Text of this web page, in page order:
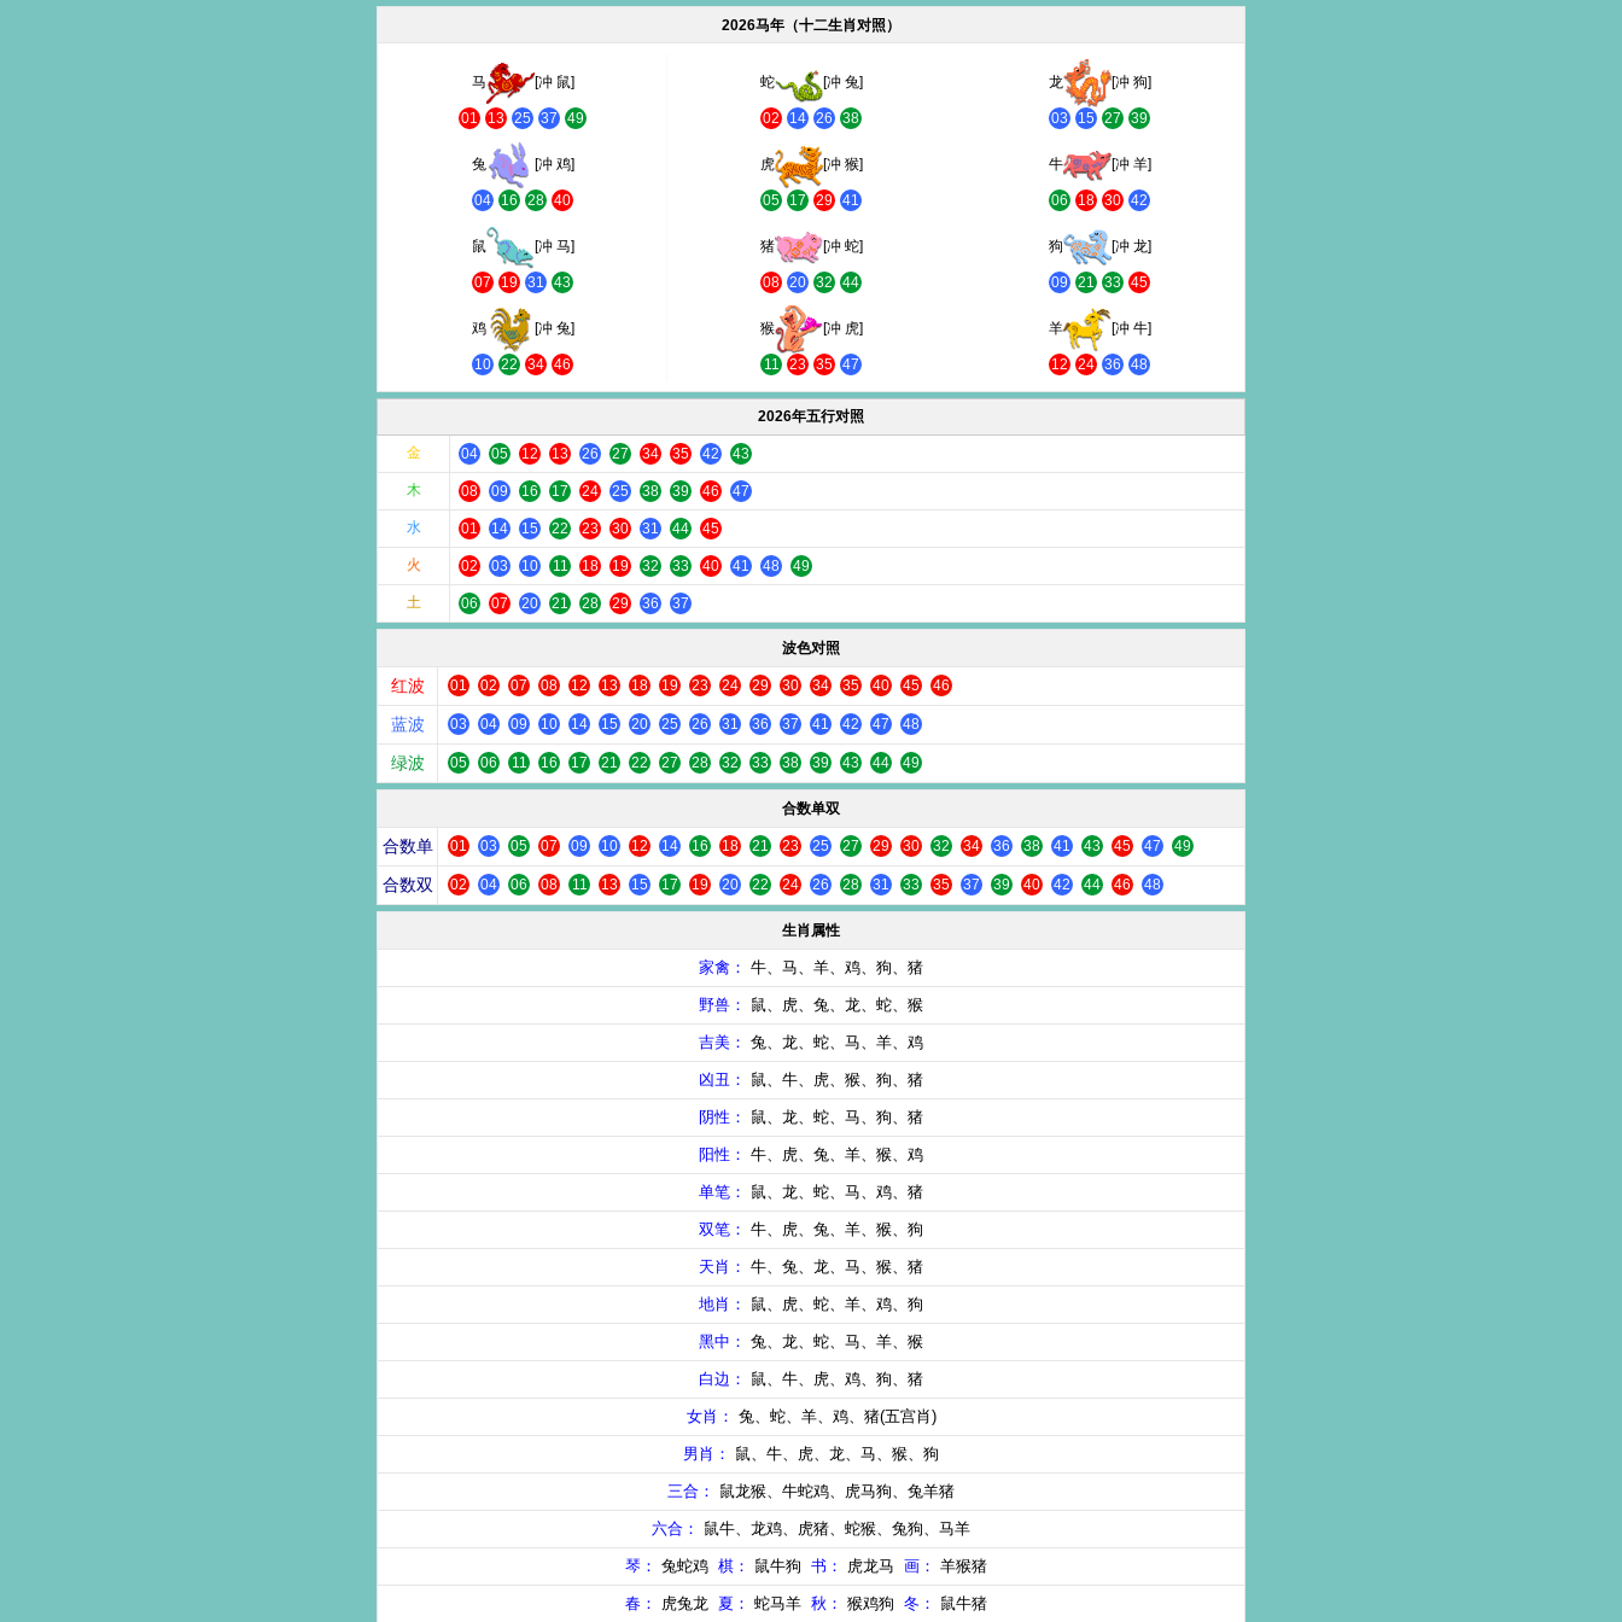
2026马年（十二生肖对照）
马 [冲 鼠]
01 13 25 37 49
蛇 [冲 兔]
02 14 26 38
龙 [冲 狗]
03 15 27 39
兔 [冲 鸡]
04 16 28 40
虎 [冲 猴]
05 17 29 41
牛 [冲 羊]
06 18 30 42
鼠 [冲 马]
07 19 31 43
猪 [冲 蛇]
08 20 32 44
狗 [冲 龙]
09 21 33 45
鸡 [冲 兔]
10 22 34 46
猴 [冲 虎]
11 23 35 47
羊 [冲 牛]
12 24 36 48
2026年五行对照
金 04 05 12 13 26 27 34 35 42 43
木 08 09 16 17 24 25 38 39 46 47
水 01 14 15 22 23 30 31 44 45
火 02 03 10 11 18 19 32 33 40 41 48 49
土 06 07 20 21 28 29 36 37
波色对照
红波 01 02 07 08 12 13 18 19 23 24 29 30 34 35 40 45 46
蓝波 03 04 09 10 14 15 20 25 26 31 36 37 41 42 47 48
绿波 05 06 11 16 17 21 22 27 28 32 33 38 39 43 44 49
合数单双
合数单 01 03 05 07 09 10 12 14 16 18 21 23 25 27 29 30 32 34 36 38 41 43 45 47 49
合数双 02 04 06 08 11 13 15 17 19 20 22 24 26 28 31 33 35 37 39 40 42 44 46 48
生肖属性
家禽： 牛、马、羊、鸡、狗、猪
野兽： 鼠、虎、兔、龙、蛇、猴
吉美： 兔、龙、蛇、马、羊、鸡
凶丑： 鼠、牛、虎、猴、狗、猪
阴性： 鼠、龙、蛇、马、狗、猪
阳性： 牛、虎、兔、羊、猴、鸡
单笔： 鼠、龙、蛇、马、鸡、猪
双笔： 牛、虎、兔、羊、猴、狗
天肖： 牛、兔、龙、马、猴、猪
地肖： 鼠、虎、蛇、羊、鸡、狗
黑中： 兔、龙、蛇、马、羊、猴
白边： 鼠、牛、虎、鸡、狗、猪
女肖： 兔、蛇、羊、鸡、猪(五宫肖)
男肖： 鼠、牛、虎、龙、马、猴、狗
三合： 鼠龙猴、牛蛇鸡、虎马狗、兔羊猪
六合： 鼠牛、龙鸡、虎猪、蛇猴、兔狗、马羊
琴： 兔蛇鸡 棋： 鼠牛狗 书： 虎龙马 画： 羊猴猪
春： 虎兔龙 夏： 蛇马羊 秋： 猴鸡狗 冬： 鼠牛猪